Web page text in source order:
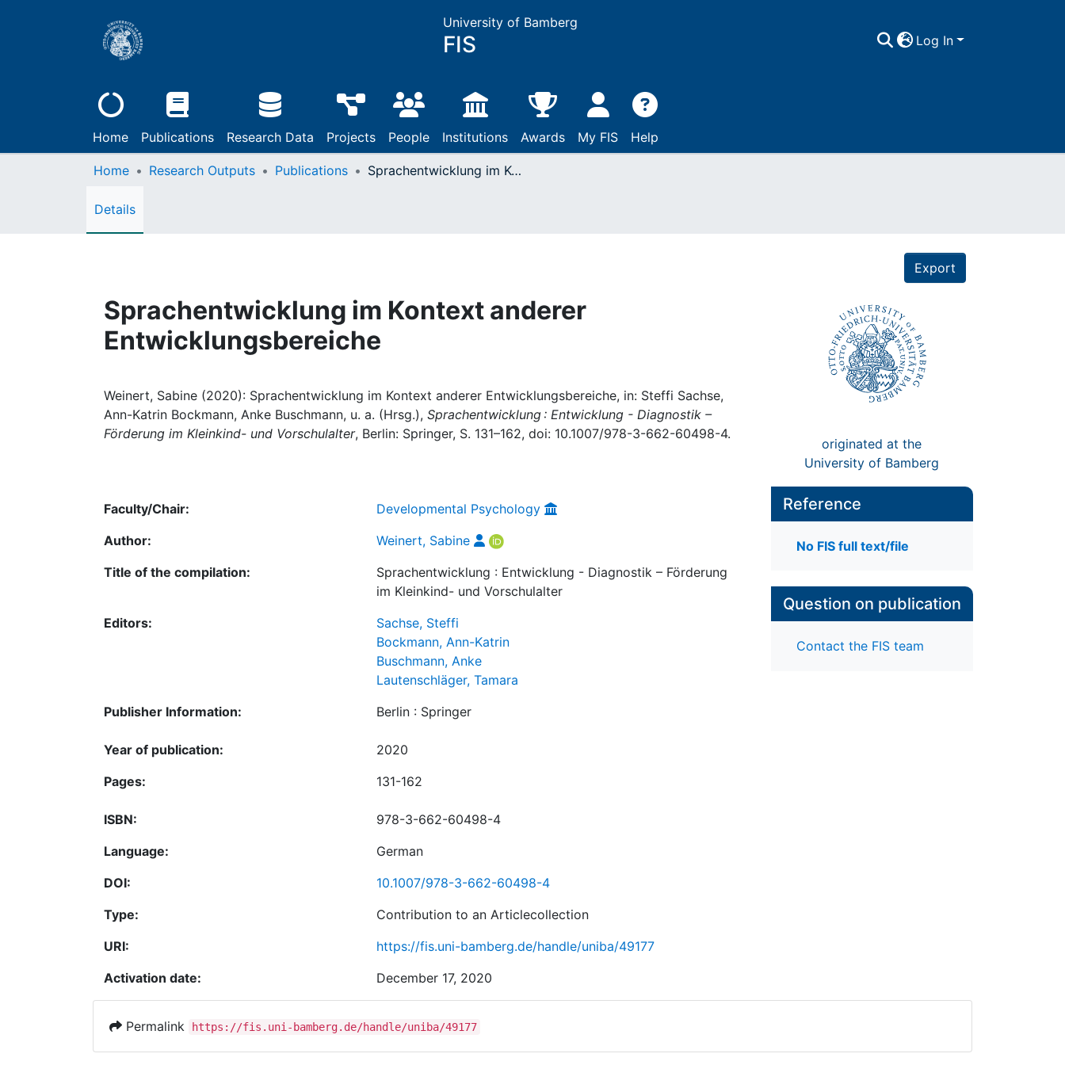
University of Bamberg
FIS Log In
Home Publications Research Data Projects People Institutions Awards My FIS Help
Home Research Outputs Publications Sprachentwicklung im Kontext anderer Entwicklungsbereiche
Details
Export
Sprachentwicklung im Kontext anderer
Entwicklungsbereiche
Weinert, Sabine (2020): Sprachentwicklung im Kontext anderer Entwicklungsbereiche, in: Steffi Sachse,
Ann-Katrin Bockmann, Anke Buschmann, u. a. (Hrsg.), Sprachentwicklung : Entwicklung - Diagnostik –
Förderung im Kleinkind- und Vorschulalter, Berlin: Springer, S. 131–162, doi: 10.1007/978-3-662-60498-4.
originated at the
University of Bamberg
Faculty/Chair:
Developmental Psychology
Author:
Weinert, Sabine
Title of the compilation:
Sprachentwicklung : Entwicklung - Diagnostik – Förderung
im Kleinkind- und Vorschulalter
Editors:
Sachse, Steffi
Bockmann, Ann-Katrin
Buschmann, Anke
Lautenschläger, Tamara
Publisher Information:
Berlin : Springer
Year of publication:
2020
Pages:
131-162
ISBN:
978-3-662-60498-4
Language:
German
DOI:
10.1007/978-3-662-60498-4
Type:
Contribution to an Articlecollection
URI:
https://fis.uni-bamberg.de/handle/uniba/49177
Activation date:
December 17, 2020
Reference
No FIS full text/file
Question on publication
Contact the FIS team
Permalink https://fis.uni-bamberg.de/handle/uniba/49177